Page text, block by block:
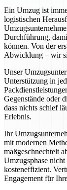
Ein Umzug ist
logistischen
Durchführung,
können. Von der
Abwicklung – wir
Unser
Unterstützung in
Gegenstände oder
dass nichts schief
Erlebnis.
Ihr
mit modernen
maßgeschnechtelt
Umzugsphase
kosteneffizient.
Engagement für